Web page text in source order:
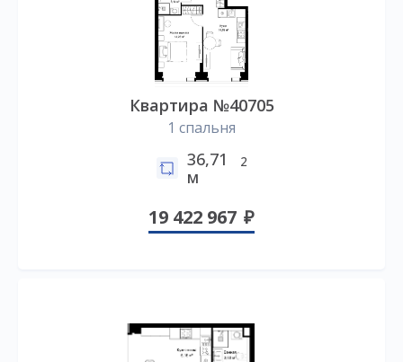
Квартира №40705
1 спальня
36,71
м
2
19 422 967